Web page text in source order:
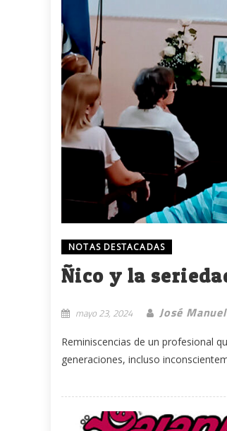
NOTAS DESTACADAS
Ñico y la
mayo 23, 2024 José
Reminiscencias de un profesional
generaciones, incluso